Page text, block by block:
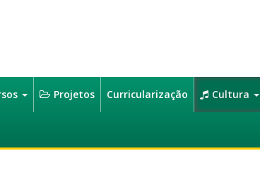
Projetos Curricularização Cultura